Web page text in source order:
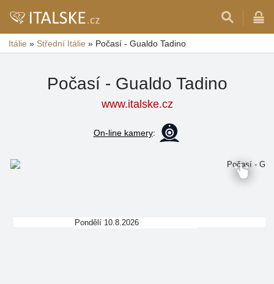
Itálie » Střední Itálie » Počasí - Gualdo Tadino
Počasí - Gualdo Tadino
www.italske.cz
On-line kamery:
Pondělí 10.8.2026